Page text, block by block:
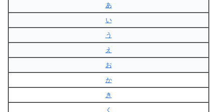
あ
い
う
え
お
か
き
く